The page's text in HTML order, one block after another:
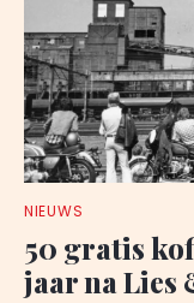
NIEUWS
50 gratis
jaar na Lies